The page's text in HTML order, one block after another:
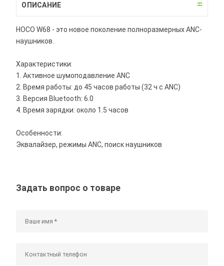
ОПИСАНИЕ
HOCO W68 - это новое поколение полноразмерных ANC-
наушников.
Характеристики:
1. Активное шумоподавление ANC
2. Время работы: до 45 часов работы (32 ч с ANC)
3. Версия Bluetooth: 6.0
4. Время зарядки: около 1.5 часов
Особенности:
Эквалайзер, режимы ANC, поиск наушников
Задать вопрос о товаре